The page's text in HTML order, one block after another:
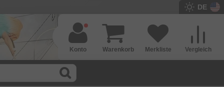
DE
Vergleich
Merkliste
Warenkorb
Konto